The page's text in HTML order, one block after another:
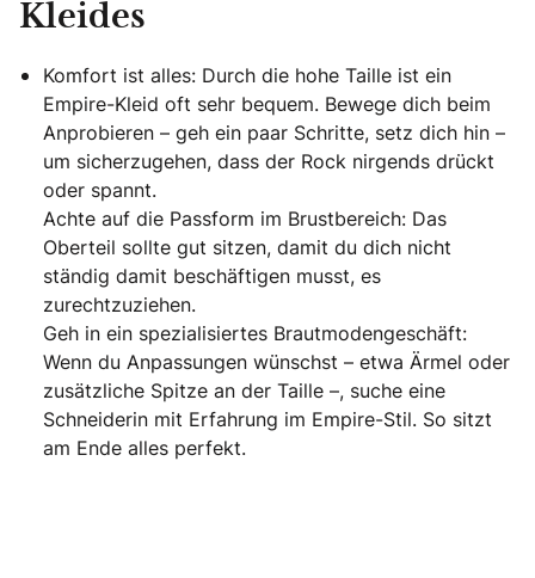
Kleides
Komfort ist alles: Durch die hohe Taille ist ein
Empire-Kleid oft sehr bequem. Bewege dich beim
Anprobieren – geh ein paar Schritte, setz dich hin –
um sicherzugehen, dass der Rock nirgends drückt
oder spannt.
Achte auf die Passform im Brustbereich: Das
Oberteil sollte gut sitzen, damit du dich nicht
ständig damit beschäftigen musst, es
zurechtzuziehen.
Geh in ein spezialisiertes Brautmodengeschäft:
Wenn du Anpassungen wünschst – etwa Ärmel oder
zusätzliche Spitze an der Taille –, suche eine
Schneiderin mit Erfahrung im Empire-Stil. So sitzt
am Ende alles perfekt.